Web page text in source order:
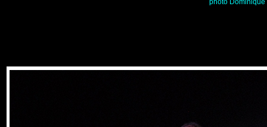
photoDominique